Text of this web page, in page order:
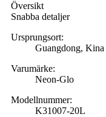
Översikt
Snabba detaljer
Ursprungsort:
Guangdong, Kina
Varumärke:
Neon-Glo
Modellnummer:
K31007-20L